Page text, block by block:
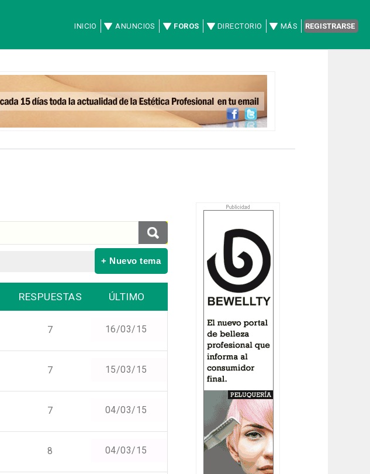
INICIO ANUNCIOS FOROS DIRECTORIO MÁS REGISTRARSE
+ Nuevo tema
RESPUESTAS ÚLTIMO
7 16/03/15
7 15/03/15
7 04/03/15
8 04/03/15